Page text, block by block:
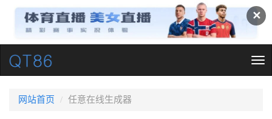
✕
网站首页 任意在线生成器